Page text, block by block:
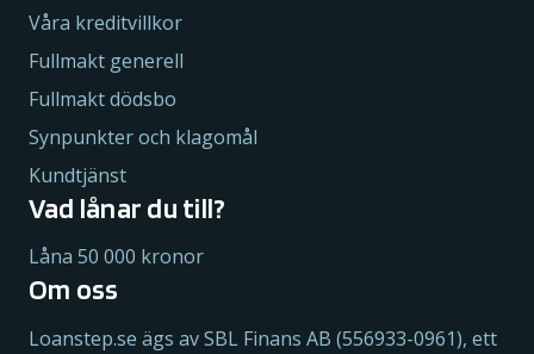
Våra kreditvillkor
Fullmakt generell
Fullmakt dödsbo
Synpunkter och klagomål
Kundtjänst
Vad lånar du till?
Låna 50 000 kronor
Om oss
Loanstep.se ägs av SBL Finans AB (556933-0961), ett